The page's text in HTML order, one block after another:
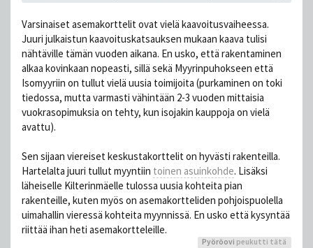
Varsinaiset asemakorttelit ovat vielä kaavoitusvaiheessa.
Juuri julkaistun kaavoituskatsauksen mukaan kaava tulisi
nähtäville tämän vuoden aikana. En usko, että rakentaminen
alkaa kovinkaan nopeasti, sillä sekä Myyrinpuhokseen että
Isomyyriin on tullut vielä uusia toimijoita (purkaminen on toki
tiedossa, mutta varmasti vähintään 2-3 vuoden mittaisia
vuokrasopimuksia on tehty, kun isojakin kauppoja on vielä
avattu).
Sen sijaan viereiset keskustakorttelit on hyvästi rakenteilla.
Hartelalta juuri tullut myyntiin toinen asuinkohde. Lisäksi
läheiselle Kilterinmäelle tulossa uusia kohteita pian
rakenteille, kuten myös on asemakortteliden pohjoispuolella
uimahallin vieressä kohteita myynnissä. En usko että kysyntää
riittää ihan heti asemakortteleille.
Pyöröovi peukutti tätä